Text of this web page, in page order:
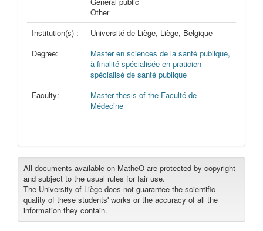
Other
Institution(s) :
Université de Liège, Liège, Belgique
Degree:
Master en sciences de la santé publique,
à finalité spécialisée en praticien
spécialisé de santé publique
Faculty:
Master thesis of the Faculté de
Médecine
All documents available on MatheO are protected by copyright
and subject to the usual rules for fair use.
The University of Liège does not guarantee the scientific
quality of these students' works or the accuracy of all the
information they contain.